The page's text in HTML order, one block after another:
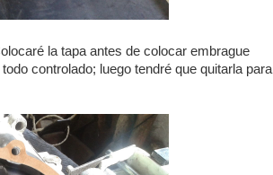
la tapa antes de colocar embrague
controlado; luego tendré que quitarla para